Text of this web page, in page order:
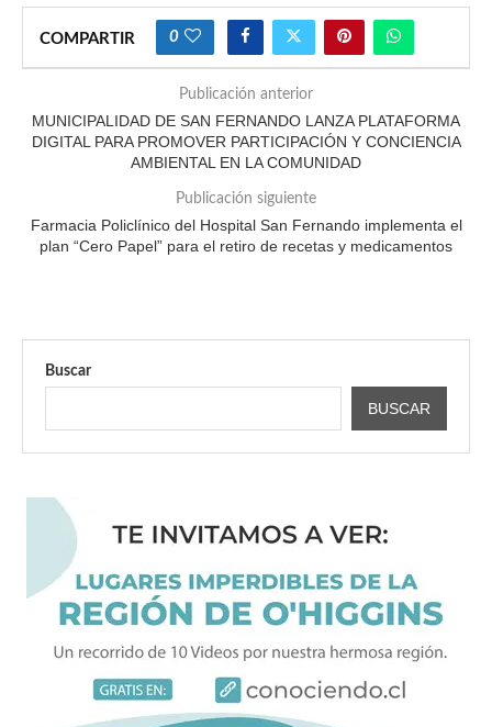
COMPARTIR 0
Publicación anterior
MUNICIPALIDAD DE SAN FERNANDO LANZA PLATAFORMA
DIGITAL PARA PROMOVER PARTICIPACIÓN Y CONCIENCIA
AMBIENTAL EN LA COMUNIDAD
Publicación siguiente
Farmacia Policlínico del Hospital San Fernando implementa el
plan “Cero Papel” para el retiro de recetas y medicamentos
Buscar
BUSCAR